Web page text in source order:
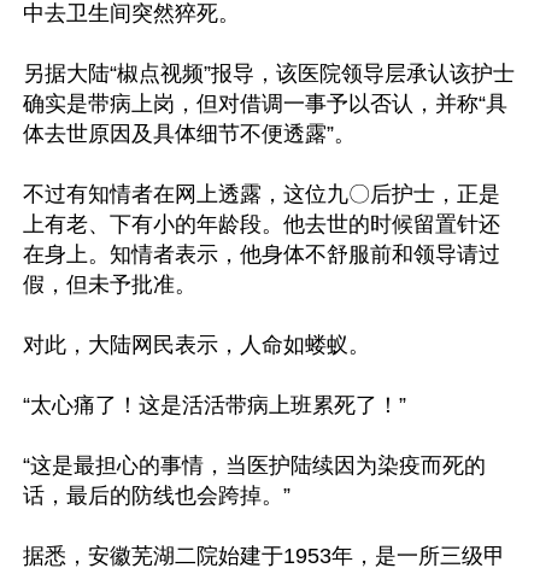
中去卫生间突然猝死。
另据大陆“椒点视频”报导，该医院领导层承认该护士
确实是带病上岗，但对借调一事予以否认，并称“具
体去世原因及具体细节不便透露”。
不过有知情者在网上透露，这位九〇后护士，正是
上有老、下有小的年龄段。他去世的时候留置针还
在身上。知情者表示，他身体不舒服前和领导请过
假，但未予批准。
对此，大陆网民表示，人命如蝼蚁。
“太心痛了！这是活活带病上班累死了！”
“这是最担心的事情，当医护陆续因为染疫而死的
话，最后的防线也会跨掉。”
据悉，安徽芜湖二院始建于1953年，是一所三级甲